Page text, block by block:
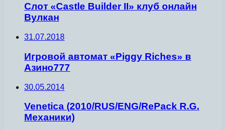
Слот «Castle Builder II» клуб онлайн
Вулкан
31.07.2018
Игровой автомат «Piggy Riches» в
Азино777
30.05.2014
Venetica (2010/RUS/ENG/RePack R.G.
Механики)